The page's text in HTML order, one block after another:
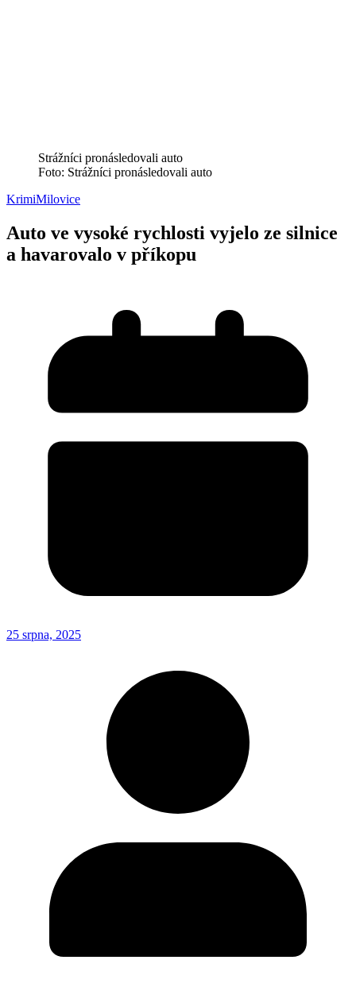
Strážníci pronásledovali auto
Foto: Strážníci pronásledovali auto
KrimiMilovice
Auto ve vysoké rychlosti vyjelo ze silnice
a havarovalo v příkopu
25 srpna, 2025